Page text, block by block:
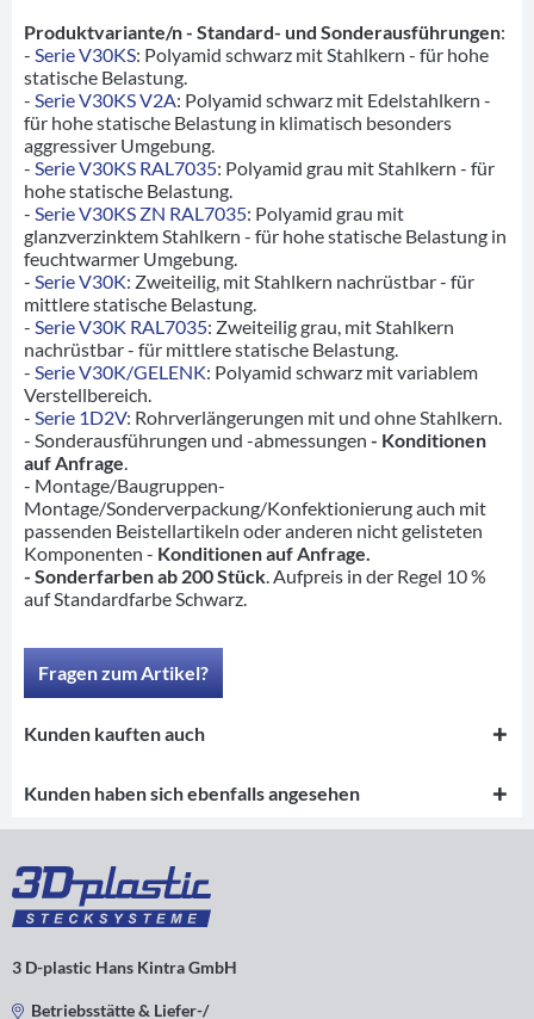
Produktvariante/n - Standard- und Sonderausführungen:
- Serie V30KS: Polyamid schwarz mit Stahlkern - für hohe
statische Belastung.
- Serie V30KS V2A: Polyamid schwarz mit Edelstahlkern -
für hohe statische Belastung in klimatisch besonders
aggressiver Umgebung.
- Serie V30KS RAL7035: Polyamid grau mit Stahlkern - für
hohe statische Belastung.
- Serie V30KS ZN RAL7035: Polyamid grau mit
glanzverzinktem Stahlkern - für hohe statische Belastung in
feuchtwarmer Umgebung.
- Serie V30K: Zweiteilig, mit Stahlkern nachrüstbar - für
mittlere statische Belastung.
- Serie V30K RAL7035: Zweiteilig grau, mit Stahlkern
nachrüstbar - für mittlere statische Belastung.
- Serie V30K/GELENK: Polyamid schwarz mit variablem
Verstellbereich.
- Serie 1D2V: Rohrverlängerungen mit und ohne Stahlkern.
- Sonderausführungen und -abmessungen - Konditionen
auf Anfrage
- Montage/Baugruppen-
Montage/Sonderverpackung/Konfektionierung auch mit
passenden Beistellartikeln oder anderen nicht gelisteten
Komponenten - Konditionen auf Anfrage.
- Sonderfarben ab 200 Stück . Aufpreis in der Regel 10 %
auf Standardfarbe Schwarz.
Fragen zum Artikel?
Kunden kauften auch
Kunden haben sich ebenfalls angesehen
3 D-plastic Hans Kintra GmbH
Betriebsstätte & Liefer-/